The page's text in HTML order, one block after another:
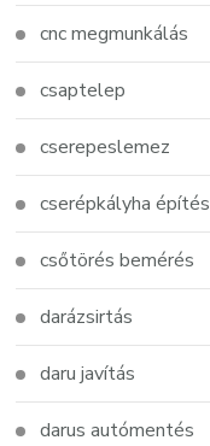
cnc megmunkálás
csaptelep
cserepeslemez
cserépkályha építés
csőtörés bemérés
darázsirtás
daru javítás
darus autómentés